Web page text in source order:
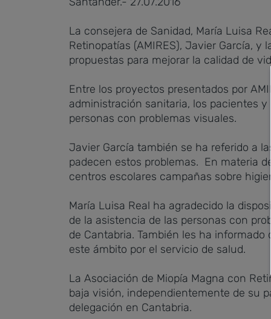
La consejera de Sanidad, María Luisa
Retinopatías (AMIRES), Javier García,
propuestas para mejorar la calidad de
Entre los proyectos presentados por
administración sanitaria, los pacientes
personas con problemas visuales.
Javier García también se ha referido a
padecen estos problemas. En materia
centros escolares campañas sobre
María Luisa Real ha agradecido la
de la asistencia de las personas con
de Cantabria. También les ha
este ámbito por el servicio de salud.
La Asociación de Miopía Magna con
baja visión, independientemente de su
delegación en Cantabria.